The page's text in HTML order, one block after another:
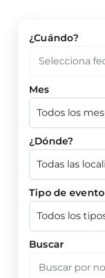
¿Cuándo?
Mes
¿Dónde?
Tipo de evento
Buscar